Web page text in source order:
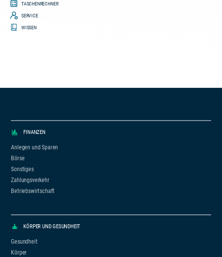
TASCHENRECHNER
SERVICE
WISSEN
FINANZEN
Anlegen und Sparen
Börse
Sonstiges
Zahlungsverkehr
Betriebswirtschaft
KÖRPER UND GESUNDHEIT
Gesundheit
Körper